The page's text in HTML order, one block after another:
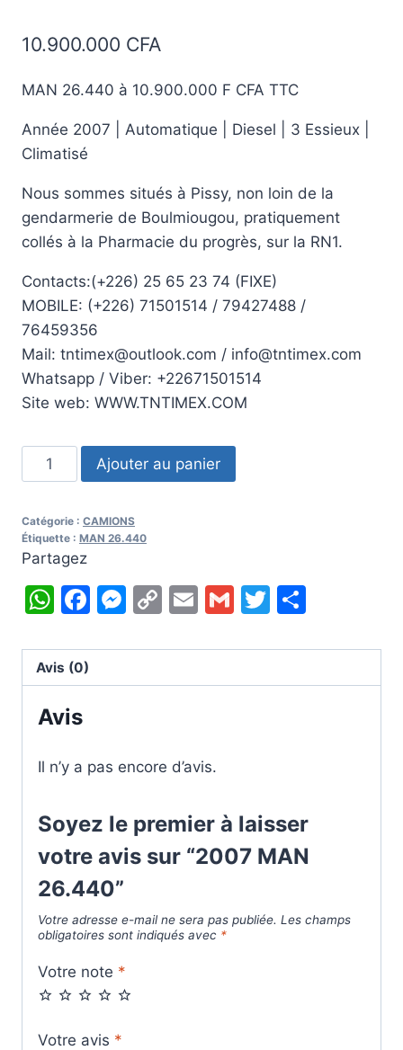
10.900.000 CFA
MAN 26.440 à 10.900.000 F CFA TTC
Année 2007 | Automatique | Diesel | 3 Essieux |
Climatisé
Nous sommes situés à Pissy, non loin de la
gendarmerie de Boulmiougou, pratiquement
collés à la Pharmacie du progrès, sur la RN1.
Contacts:(+226) 25 65 23 74 (FIXE)
MOBILE: (+226) 71501514 / 79427488 /
76459356
Mail: tntimex@outlook.com / info@tntimex.com
Whatsapp / Viber: +22671501514
Site web: WWW.TNTIMEX.COM
quantité
de
MAN
26.440
Ajouter au panier
Catégorie : CAMIONS
Étiquette : MAN 26.440
Partagez
WhatsApp
Facebook
Messenger
CopyEmailGmailTwitter
Avis (0)
Avis
Il n’y a pas encore d’avis.
Soyez le premier à laisser
votre avis sur “2007 MAN
26.440”
Votre adresse e-mail ne sera pas publiée. Les champs
obligatoires sont indiqués avec *
Votre note *
Votre avis *